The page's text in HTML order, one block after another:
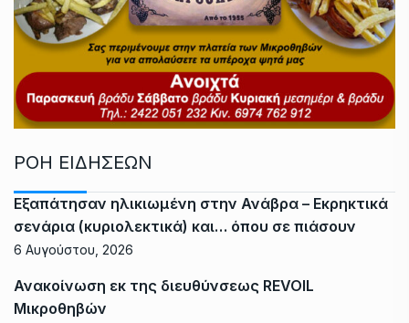
ΡΟΗ ΕΙΔΗΣΕΩΝ
Εξαπάτησαν ηλικιωμένη στην Ανάβρα – Εκρηκτικά
σενάρια (κυριολεκτικά) και… όπου σε πιάσουν
6 Αυγούστου, 2026
Ανακοίνωση εκ της διευθύνσεως REVOIL
Μικροθηβών